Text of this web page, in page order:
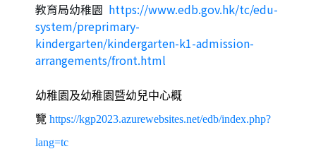
教育局幼稚園 https://www.edb.gov.hk/tc/edu-
system/preprimary-
kindergarten/kindergarten-k1-admission-
arrangements/front.html
幼稚園及幼稚園暨幼兒中心概
覽 https://kgp2023.azurewebsites.net/edb/index.php?
lang=tc